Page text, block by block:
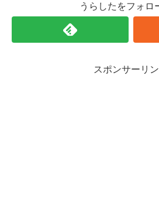
うらしたをフォロ
スポンサーリ